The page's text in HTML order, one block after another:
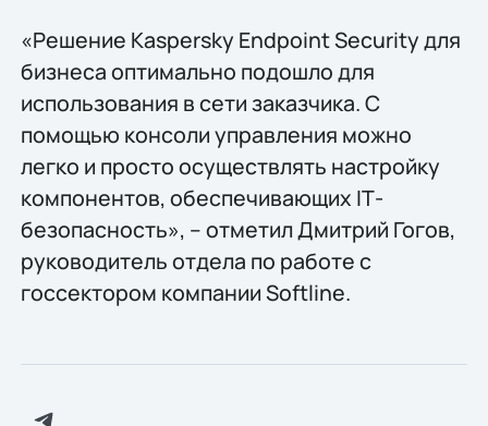
«Решение Kaspersky Endpoint Security для
бизнеса оптимально подошло для
использования в сети заказчика. С
помощью консоли управления можно
легко и просто осуществлять настройку
компонентов, обеспечивающих IТ-
безопасность», – отметил Дмитрий Гогов,
руководитель отдела по работе с
госсектором компании Softline.